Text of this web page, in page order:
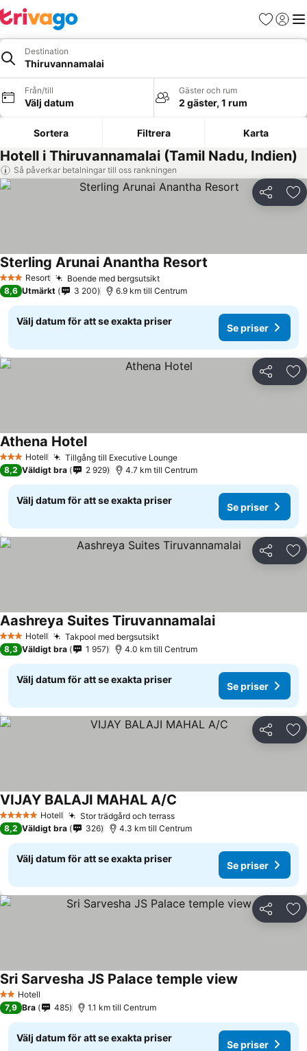
Favoriter
Logga
Destination
Thiruvannamalai
Från/till
Välj datum
Gäster och rum
2 gäster, 1 rum
Sortera Filtrera Karta
Hotell i Thiruvannamalai (Tamil Nadu, Indien)
Så påverkar betalningar till oss rankningen
Dela
3 StjärnorResort Boende med bergsutsiktSe priser
Sterling Arunai Anantha Resort
8,6 Utmärkt 3 200 6.9 km till Centrum
Välj datum för att se exakta priser
Se priser
Dela
3 StjärnorHotell Tillgång till Executive LoungeSe priser
Athena HotelSe priser
8,2 Väldigt bra 2 929 4.7 km till Centrum
Välj datum för att se exakta priser
Se priser
Dela
3 StjärnorHotell Takpool med bergsutsiktSe priser
Aashreya Suites TiruvannamalaiSe priser
8,3 Väldigt bra 1 957 4.0 km till Centrum
Välj datum för att se exakta priser
Se priser
Dela
5 Stjärnor Hotell Stor trädgård och terrassSe priser
VIJAY BALAJI MAHAL A/C
8,2 Väldigt bra 326 4.3 km till Centrum
Välj datum för att se exakta priser
Se priser
Dela
2 Stjärnor
Hotell
Sri Sarvesha JS Palace temple view
7,9 Bra 485 1.1 km till Centrum
Välj datum för att se exakta priser
Se priser